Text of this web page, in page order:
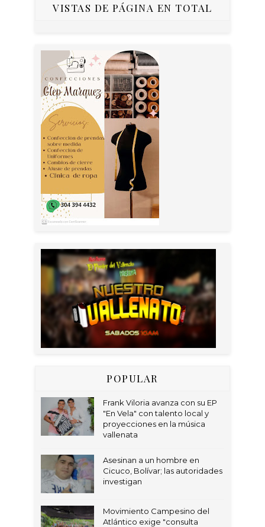
VISTAS DE PÁGINA EN TOTAL
POPULAR
Frank Viloria avanza con su EP
"En Vela" con talento local y
proyecciones en la música
vallenata
Asesinan a un hombre en
Cicuco, Bolívar; las autoridades
investigan
Movimiento Campesino del
Atlántico exige "consulta